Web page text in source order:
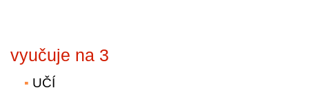
vyučuje na 3
UČÍ